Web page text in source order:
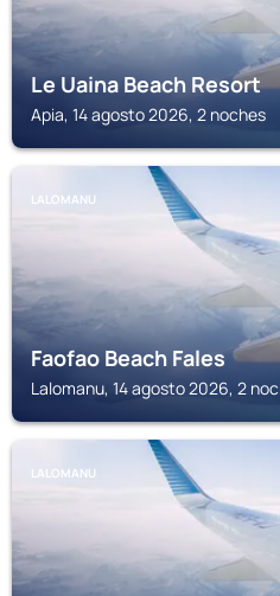
Le Uaina Beach Resort
Apia, 14 agosto 2026, 2 noches
LALOMANU
Faofao Beach Fales
Lalomanu, 14 agosto 2026, 2
LALOMANU